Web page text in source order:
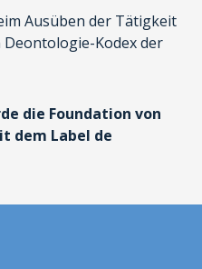
Ausüben der Tätigkeit
Deontologie-Kodex der
die Foundation von
dem Label de